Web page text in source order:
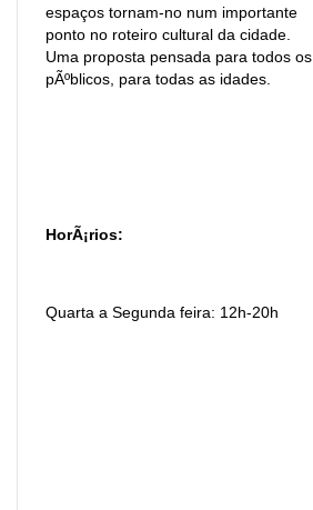
espaços tornam-no num importante
ponto no roteiro cultural da cidade.
Uma proposta pensada para todos os
pÃºblicos, para todas as idades.
HorÃ¡rios:
Quarta a Segunda feira: 12h-20h